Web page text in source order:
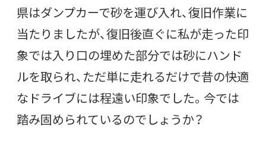
県はダンプカーで砂を運び入れ、復旧作業に
当たりましたが、復旧後直ぐに私が走った印
象では入り口の埋めた部分では砂にハンド
ルを取られ、ただ単に走れるだけで昔の快適
なドライブには程遠い印象でした。今では
踏み固められているのでしょうか？